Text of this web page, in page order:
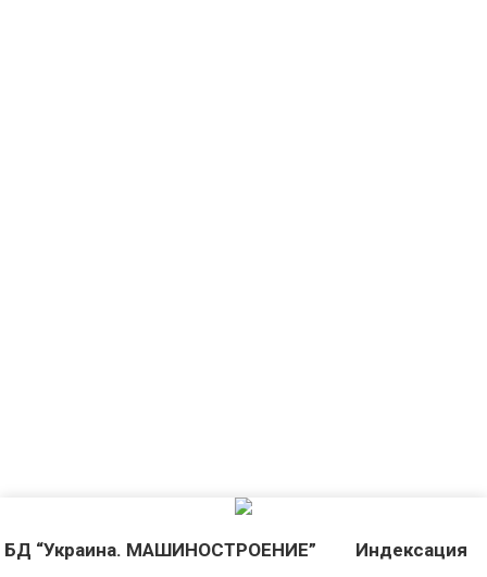
БД “Украина. МАШИНОСТРОЕНИЕ” Индекcация